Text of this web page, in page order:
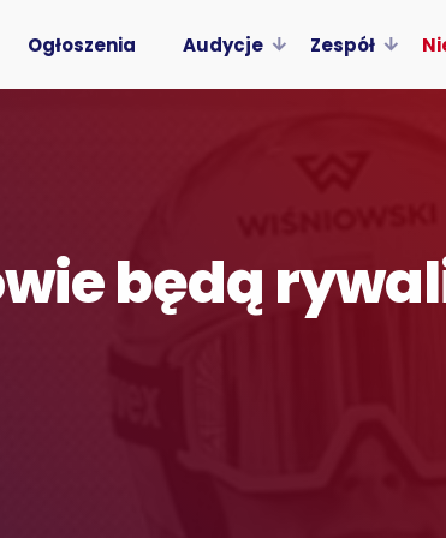
Ogłoszenia Audycje Zespół
będą